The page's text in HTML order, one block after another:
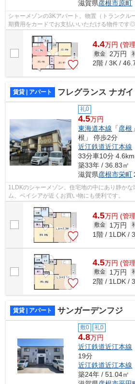
滋賀県彦根市原町
シャーメゾンの3Kアパート。物置（トランクル
期費用をカードでお支払いいただける物件です
4.4万円 (管
敷金 2万円
2階 / 3K /
賃貸 | アパート フレグランス ナガイ
礼0
4.5万円
東海道本線 「彦根
根」 停歩2分
近江鉄道近江本線
33分車10分 4.6km
築33年 / 36.83㎡
滋賀県彦根市栄町
1LDKのシャーメゾン。住宅地の中にあり静か
ム、ベイシアが近くお買い物にも便利です。
4.5万円 (管
敷金 1万円
1階 / 1LDK /
4.5万円 (管
敷金 1万円
2階 / 1LDK /
賃貸 | アパート サンガーデンフジ
敷0 礼0
4.8万円
近江鉄道近江本線
19分
近江鉄道近江本線
築24年 / 51.04㎡